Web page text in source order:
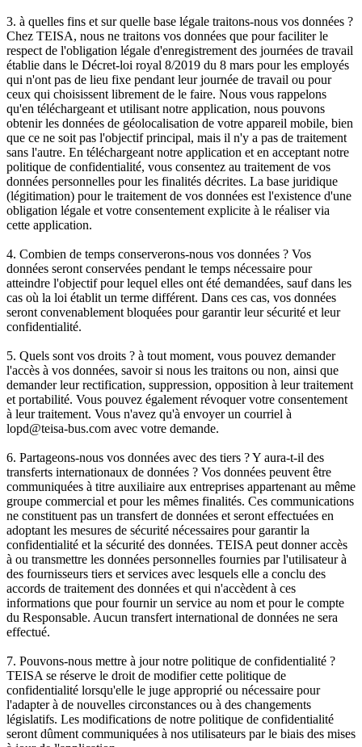
3. à quelles fins et sur quelle base légale traitons-nous vos données ?
Chez TEISA, nous ne traitons vos données que pour faciliter le
respect de l'obligation légale d'enregistrement des journées de travail
établie dans le Décret-loi royal 8/2019 du 8 mars pour les employés
qui n'ont pas de lieu fixe pendant leur journée de travail ou pour
ceux qui choisissent librement de le faire. Nous vous rappelons
qu'en téléchargeant et utilisant notre application, nous pouvons
obtenir les données de géolocalisation de votre appareil mobile, bien
que ce ne soit pas l'objectif principal, mais il n'y a pas de traitement
sans l'autre. En téléchargeant notre application et en acceptant notre
politique de confidentialité, vous consentez au traitement de vos
données personnelles pour les finalités décrites. La base juridique
(légitimation) pour le traitement de vos données est l'existence d'une
obligation légale et votre consentement explicite à le réaliser via
cette application.
4. Combien de temps conserverons-nous vos données ? Vos
données seront conservées pendant le temps nécessaire pour
atteindre l'objectif pour lequel elles ont été demandées, sauf dans les
cas où la loi établit un terme différent. Dans ces cas, vos données
seront convenablement bloquées pour garantir leur sécurité et leur
confidentialité.
5. Quels sont vos droits ? à tout moment, vous pouvez demander
l'accès à vos données, savoir si nous les traitons ou non, ainsi que
demander leur rectification, suppression, opposition à leur traitement
et portabilité. Vous pouvez également révoquer votre consentement
à leur traitement. Vous n'avez qu'à envoyer un courriel à
lopd@teisa-bus.com avec votre demande.
6. Partageons-nous vos données avec des tiers ? Y aura-t-il des
transferts internationaux de données ? Vos données peuvent être
communiquées à titre auxiliaire aux entreprises appartenant au même
groupe commercial et pour les mêmes finalités. Ces communications
ne constituent pas un transfert de données et seront effectuées en
adoptant les mesures de sécurité nécessaires pour garantir la
confidentialité et la sécurité des données. TEISA peut donner accès
à ou transmettre les données personnelles fournies par l'utilisateur à
des fournisseurs tiers et services avec lesquels elle a conclu des
accords de traitement des données et qui n'accèdent à ces
informations que pour fournir un service au nom et pour le compte
du Responsable. Aucun transfert international de données ne sera
effectué.
7. Pouvons-nous mettre à jour notre politique de confidentialité ?
TEISA se réserve le droit de modifier cette politique de
confidentialité lorsqu'elle le juge approprié ou nécessaire pour
l'adapter à de nouvelles circonstances ou à des changements
législatifs. Les modifications de notre politique de confidentialité
seront dûment communiquées à nos utilisateurs par le biais des mises